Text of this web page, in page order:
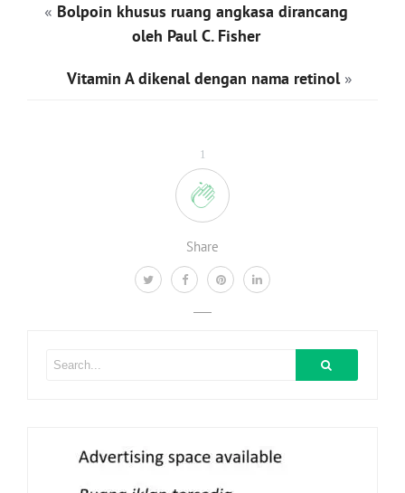
1
Share
« Bolpoin khusus ruang angkasa dirancang
oleh Paul C. Fisher
Vitamin A dikenal dengan nama retinol»